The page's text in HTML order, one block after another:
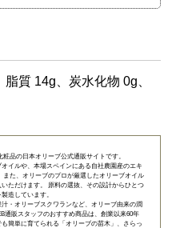
質 14g、炭水化物 0g、
品の日本オリーブ公式通販サイトです。
イルや、本場スペインにある自社農園産のエキ
た、オリーブのプロが厳選したオリーブオイル
ただけます。 原料の選抜、その設計からひとつ
造しています。
・オリーブスクワランなど、オリーブ由来の潤
通販スタッフのおすすめ商品は、創業以来60年
も簡単に育てられる「 オリーブの苗木 」、さらっ